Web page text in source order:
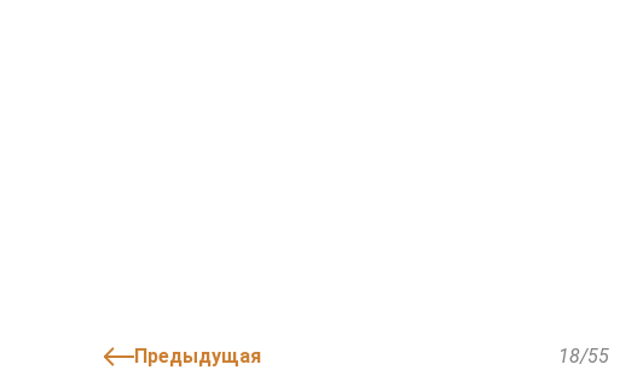
Предыдущая 18/55